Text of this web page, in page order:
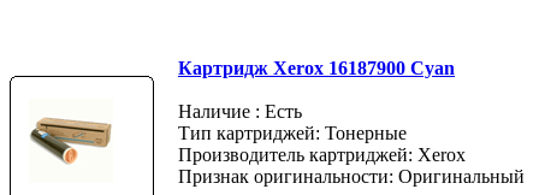
Картридж Xerox 16187900 Cyan
Наличие : Есть
Тип картриджей: Тонерные
Производитель картриджей: Xerox
Признак оригинальности: Оригинальный